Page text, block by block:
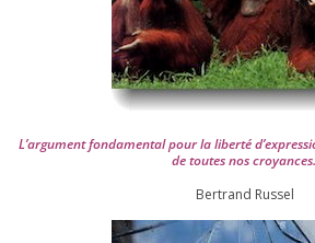
L’argument fon­da­men­tal pour la liber­té
de toutes nos croyances.
Ber­trand Russel